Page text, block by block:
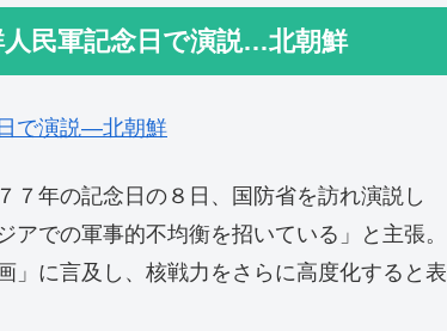
民軍記念日で演説…北朝鮮
で演説―北朝鮮
７年の記念日の８日、国防省を訪れ演説し
での軍事的不均衡を招いている」と主張。
」に言及し、核戦力をさらに高度化すると表